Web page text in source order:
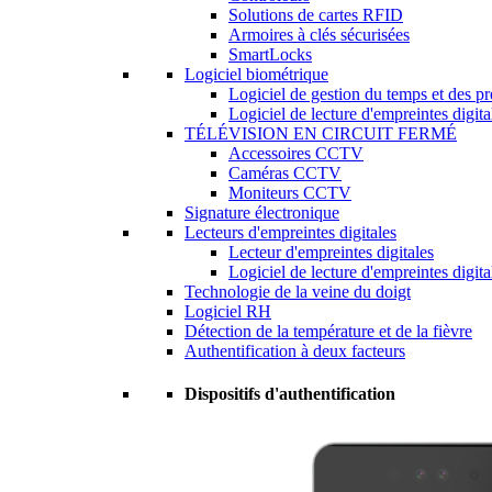
Solutions de cartes RFID
Armoires à clés sécurisées
SmartLocks
Logiciel biométrique
Logiciel de gestion du temps et des
Logiciel de lecture d'empreintes
TÉLÉVISION EN CIRCUIT FERMÉ
Accessoires CCTV
Caméras CCTV
Moniteurs CCTV
Signature électronique
Lecteurs d'empreintes digitales
Lecteur d'empreintes digitales
Logiciel de lecture d'empreintes
Technologie de la veine du doigt
Logiciel RH
Détection de la température et de la fièvre
Authentification à deux facteurs
Dispositifs d'authentification